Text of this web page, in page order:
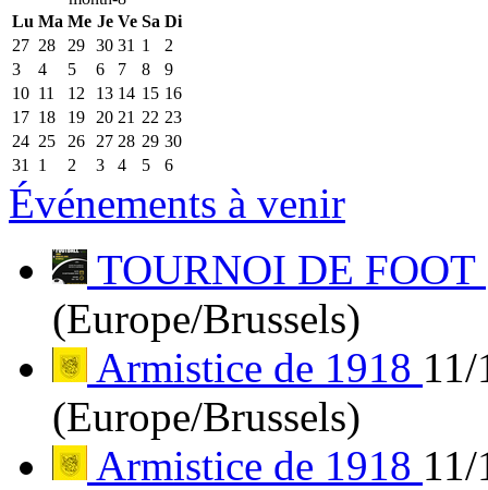
Lu Ma Me Je Ve Sa Di
27 28 29 30 31 1
2
3
4 5 6 7 8
9
10 11 12 13 14 15 16
17 18 19 20 21 22 23
24 25 26 27 28 29 30
31
1 2 3 4 5 6
Événements à venir
TOURNOI DE FOOT
(Europe/Brussels)
Armistice de 1918
(Europe/Brussels)
Armistice de 1918